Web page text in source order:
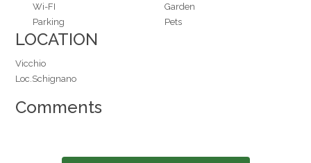
Wi-FI
Garden
Parking
Pets
LOCATION
Vicchio
Loc.Schignano
Comments